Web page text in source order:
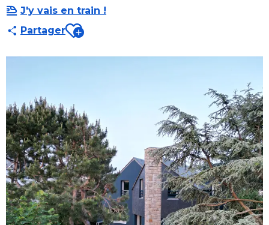
J'y vais en train !
PartagerAjouter aux favoris